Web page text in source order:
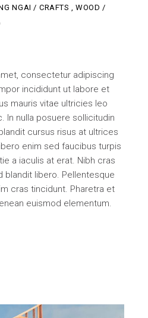
NGAI CRAFTS ,WOOD
consectetur adipiscing
incididunt ut labore et
mauris vitae ultricies leo
In nulla posuere sollicitudin
cursus risus at ultrices
enim sed faucibus turpis
a iaculis at erat. Nibh cras
blandit libero. Pellentesque
cras tincidunt. Pharetra et
euismod elementum.